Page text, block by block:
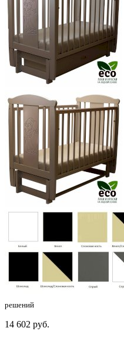
решений
14 602 руб.